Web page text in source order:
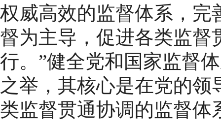
权威高效的监督体系，完
督为主导，促进各类监督
行。”健全党和国家监督
之举，其核心是在党的
类监督贯通协调的监督体